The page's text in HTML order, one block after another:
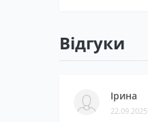
Відгуки
Ірина
22.09.2025